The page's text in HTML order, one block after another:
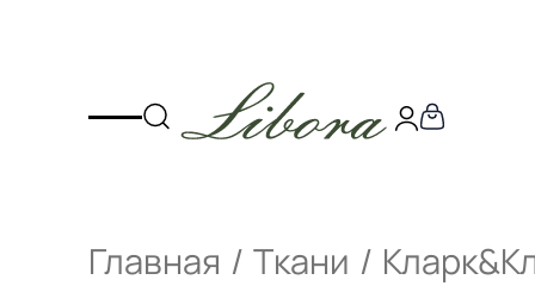
Главная Ткани